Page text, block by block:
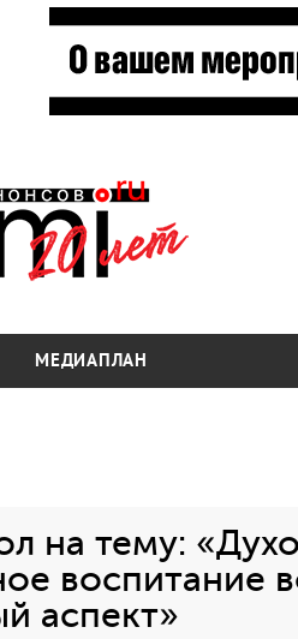
МЕДИАПЛАН
на тему:
воспитание
аспект»